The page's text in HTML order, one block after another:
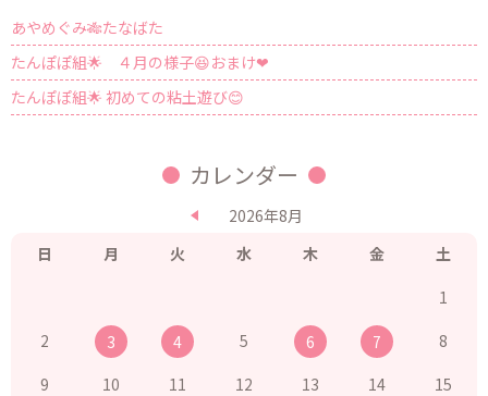
あやめぐみ🎋たなばた
たんぽぽ組🌟 ４月の様子😆おまけ❤
たんぽぽ組🌟 初めての粘土遊び😊
カレンダー
2026年8月
日
月 火 水 木 金
土
1
2
3 4 5 6 7
8
9
10 11 12 13 14
15